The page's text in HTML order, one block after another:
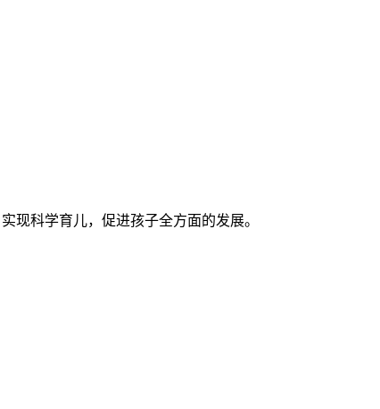
现科学育儿，促进孩子全方面的发展。